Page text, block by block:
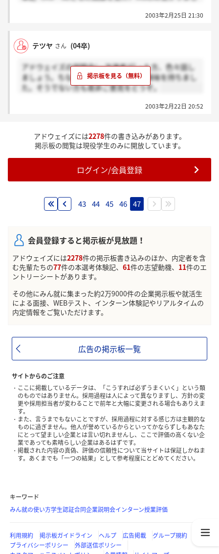
やっぱり、会社の雰囲気とか評判とか
すべてをひっくるめて決めたいので。
情報交換しましょう。
参考程度ですが（あくまで参考に）、
2chでたたかれてました。
いろいろ見てみたほうがよろしいかと…
2003年2月25日 21:30
テツヤ さん (04卒)
アドウェイズの説明会(一次選考)行った方、色々話し
ましょう。ちなみに僕はかなり会社に興味を持ちまし
た。そうでない方も是非ご意見をどうぞ。
2003年2月22日 20:52
アドウェイズには2278件の書き込みがあります。
掲示板の閲覧は現役学生のみに開放しています。
ログイン/会員登録
43 44 45 46 47
会員登録すると掲示板が見放題！
アドウェイズには2278件の掲示板書き込みのほか、内定者を含
む先輩たちの77件の本選考体験記、 61件の志望動機、 11件のエ
ントリーシートがあります。
その他にみん就に集まった約2万9000件の企業掲示板や就活生
による面接、WEBテスト、インターン体験記やリアルタイムの
内定情報をご覧いただけます。
広告の掲示板一覧
サイトからのご注意
ここに掲載しているデータは、「こうすれば必ずうまくいく」という類
のものではありません。採用過程は人によって異なりますし、方針の変
更や採用担当者が変わることで前年と大幅に変更される場合もありえま
す。
また、言うまでもないことですが、採用過程に対する感じ方は主観的な
ものに過ぎません。他人が誉めているからといってかならずしもあなた
にとって望ましい企業とは言い切れませんし、ここで評価の高くない企
業であっても素晴らしい企業はあるはずです。
掲載された内容の真偽、評価の信頼性について当サイトは保証しかねま
す。あくまでも「一つの結果」として参考程度にとどめてください。
キーワード
みん就の使い方学生認証合同企業説明会インターン授業評価
利用規約 掲示板ガイドライン ヘルプ 広告掲載
グループ規約
プライバシーポリシー
外部送信ポリシー